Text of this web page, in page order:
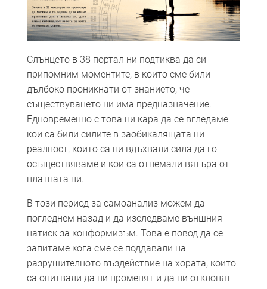
Слънцето в 38 портал ни подтиква да си
припомним моментите, в които сме били
дълбоко проникнати от знанието, че
съществуването ни има предназначение.
Eдновременно с това ни кара да се вгледаме
кои са били силите в заобикалящата ни
реалност, които са ни вдъхвали сила да го
осъществяваме и кои са отнемали вятъра от
платната ни.
В този период за самоанализ можем да
погледнем назад и да изследваме външния
натиск за конформизъм. Това е повод да се
запитаме кога сме се поддавали на
разрушителното въздействие на хората, които
са опитвали да ни променят и да ни отклонят